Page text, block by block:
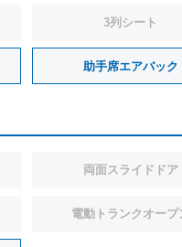
3列シート
助手席エアバック
両面スライドドア
電動トランクオープ